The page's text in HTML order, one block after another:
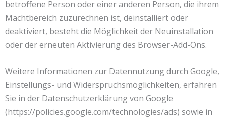
betroffene Person oder einer anderen Person, die ihrem
Machtbereich zuzurechnen ist, deinstalliert oder
deaktiviert, besteht die Möglichkeit der Neuinstallation
oder der erneuten Aktivierung des Browser-Add-Ons.
Weitere Informationen zur Datennutzung durch Google,
Einstellungs- und Widerspruchsmöglichkeiten, erfahren
Sie in der Datenschutzerklärung von Google
(https://policies.google.com/technologies/ads) sowie in